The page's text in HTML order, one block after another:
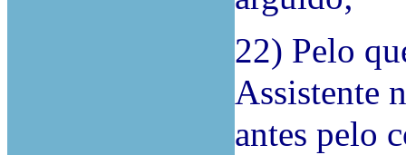
22) Pelo
Assistente
antes pelo